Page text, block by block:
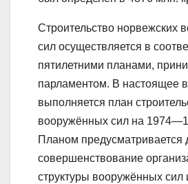
Строительство норвежских
сил осуществляется в
пятилетними планами,
парламентом. В настоящее
выполняется план
вооружённых сил на
Планом предусматривается
совершенствование
структуры вооружённых сил